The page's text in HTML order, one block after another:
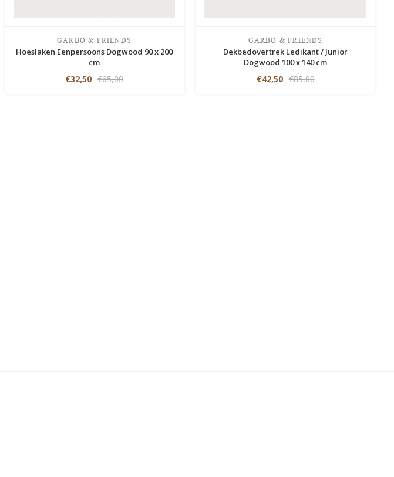
GARBO & FRIENDS
Hoeslaken Eenpersoons Dogwood 90 x 200
cm
€32,50 €65,00
GARBO & FRIENDS
Dekbedovertrek Ledikant / Junior
Dogwood 100 x 140 cm
€42,50 €85,00